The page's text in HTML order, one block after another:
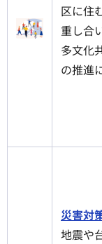
区に住
重し合
多文化
の推進
災害対
地震や